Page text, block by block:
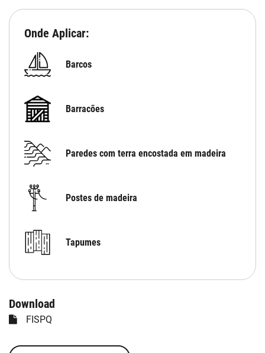
Onde Aplicar:
Barcos
Barracões
Paredes com terra encostada em madeira
Postes de madeira
Tapumes
Download
FISPQ